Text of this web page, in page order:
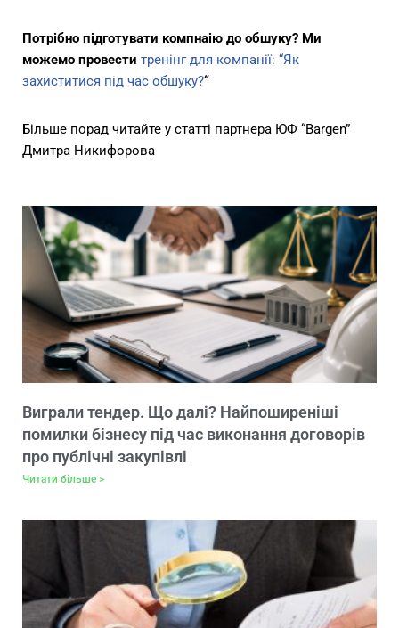
Потрібно підготувати компнаію до обшуку? Ми
можемо провести тренінг для компанії: “Як
захиститися під час обшуку?“
Більше порад читайте у статті партнера ЮФ “Bargen”
Дмитра Никифорова
Виграли тендер. Що далі? Найпоширеніші
помилки бізнесу під час виконання договорів
про публічні закупівлі
Читати більше >